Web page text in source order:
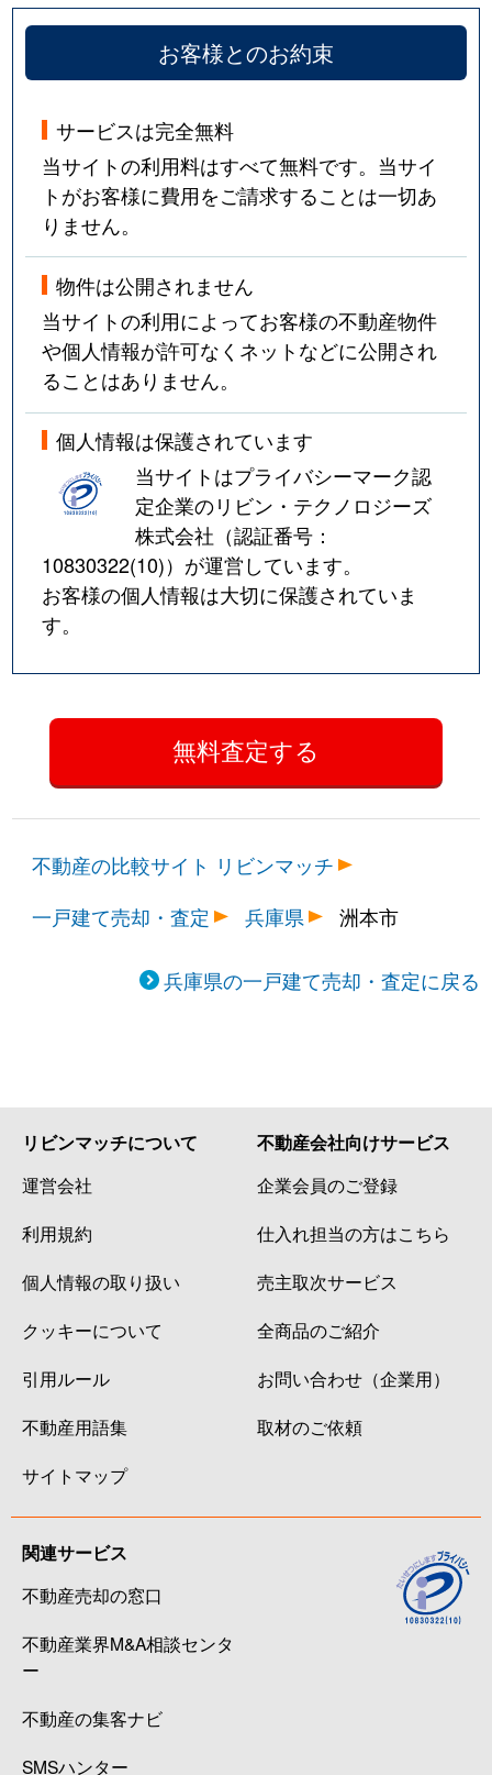
お客様とのお約束
サービスは完全無料
当サイトの利用料はすべて無料です。当サイ
トがお客様に費用をご請求することは一切あ
りません。
物件は公開されません
当サイトの利用によってお客様の不動産物件
や個人情報が許可なくネットなどに公開され
ることはありません。
個人情報は保護されています
当サイトはプライバシーマーク認
定企業のリビン・テクノロジーズ
株式会社（認証番号：
10830322(10)）が運営しています。
お客様の個人情報は大切に保護されていま
す。
不動産の比較サイト リビンマッチ
一戸建て売却・査定
兵庫県 洲本市
兵庫県の一戸建て売却・査定に戻る
リビンマッチについて
運営会社
利用規約
個人情報の取り扱い
クッキーについて
引用ルール
不動産用語集
サイトマップ
不動産会社向けサービス
企業会員のご登録
仕入れ担当の方はこちら
売主取次サービス
全商品のご紹介
お問い合わせ（企業用）
取材のご依頼
関連サービス
不動産売却の窓口
不動産業界M&A相談センタ
ー
不動産の集客ナビ
SMSハンター